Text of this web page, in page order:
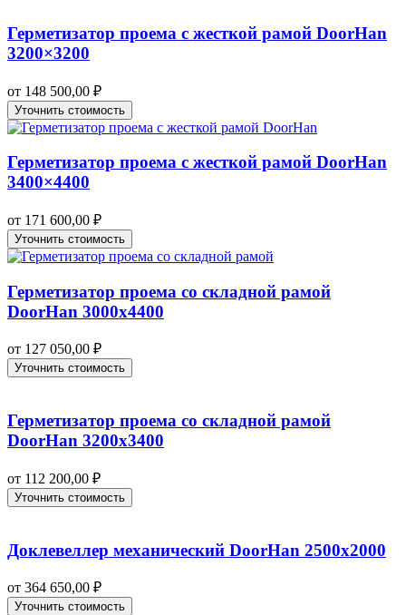
Герметизатор проема с жесткой рамой DoorHan
3200×3200
от 148 500,00 ₽
Уточнить стоимость
Герметизатор проема с жесткой рамой DoorHan
3400×4400
от 171 600,00 ₽
Уточнить стоимость
Герметизатор проема со складной рамой
DoorHan 3000х4400
от 127 050,00 ₽
Уточнить стоимость
Герметизатор проема со складной рамой
DoorHan 3200х3400
от 112 200,00 ₽
Уточнить стоимость
Доклевеллер механический DoorHan 2500х2000
от 364 650,00 ₽
Уточнить стоимость